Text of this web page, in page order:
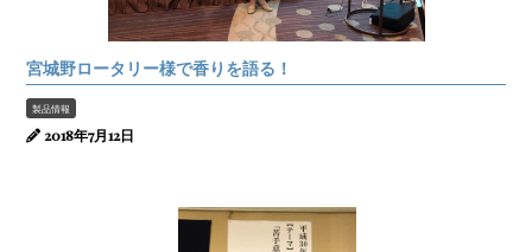
宮城野ロータリー様で香りを語る！
製品情報
2018年7月12日